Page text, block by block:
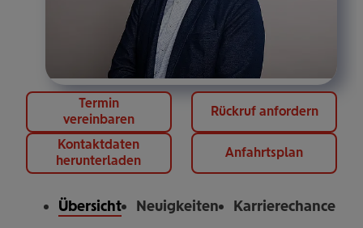
Termin
vereinbaren
Rückruf anfordern
Kontaktdaten
herunterladen
Anfahrtsplan
Übersicht Neuigkeiten Karrierechance